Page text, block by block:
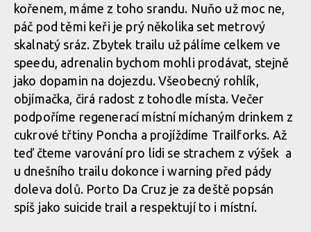
kořenem, máme z toho srandu. Nuňo už moc ne,
páč pod těmi keři je prý několika set metrový
skalnatý sráz. Zbytek trailu už pálíme celkem ve
speedu, adrenalin bychom mohli prodávat, stejně
jako dopamin na dojezdu. Všeobecný rohlík,
objímačka, čirá radost z tohodle místa. Večer
podpoříme regenerací místní míchaným drinkem z
cukrové třtiny Poncha a projíždíme Trailforks. Až
teď čteme varování pro lidi se strachem z výšek a
u dnešního trailu dokonce i warning před pády
doleva dolů. Porto Da Cruz je za deště popsán
spíš jako suicide trail a respektují to i místní.